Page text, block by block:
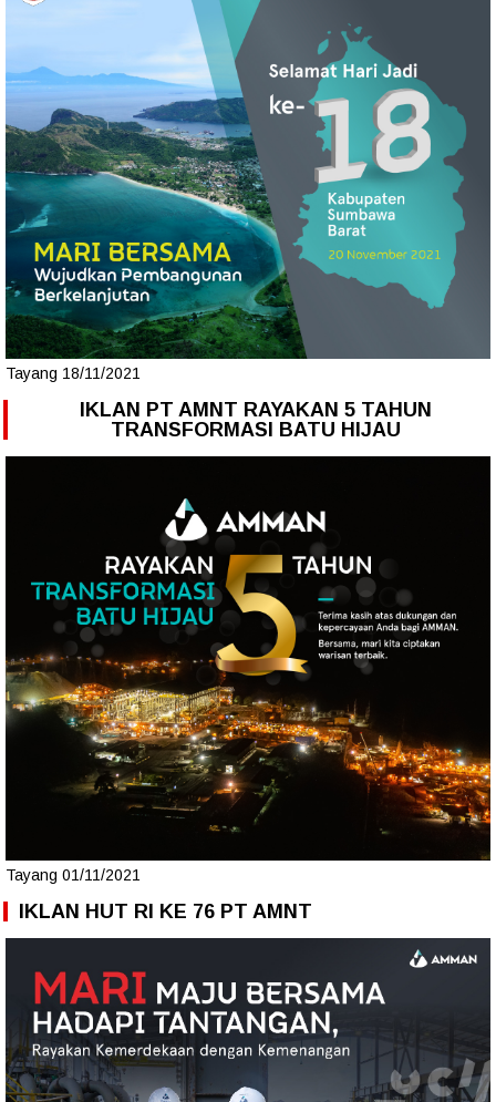
Tayang 18/11/2021
IKLAN PT AMNT RAYAKAN 5 TAHUN
TRANSFORMASI BATU HIJAU
Tayang 01/11/2021
IKLAN HUT RI KE 76 PT AMNT